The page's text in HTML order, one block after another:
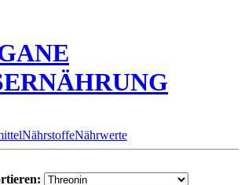
NährstoffeNährwerte